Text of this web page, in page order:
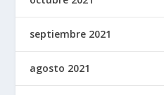
septiembre 2021
agosto 2021